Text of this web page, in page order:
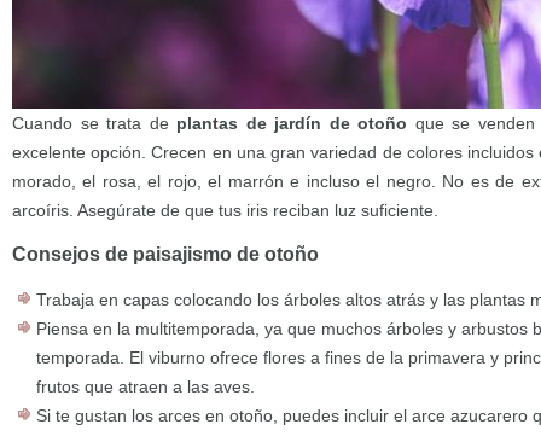
Cuando se trata de plantas de jardín de otoño que se
excelente opción. Crecen en una gran variedad de colores
morado, el rosa, el rojo, el marrón e incluso el negro. No es de
arcoíris. Asegúrate de que tus iris reciban luz suficiente.
Consejos de paisajismo de otoño
Trabaja en capas colocando los árboles altos atrás y las plantas
Piensa en la multitemporada, ya que muchos árboles y arbustos
temporada. El viburno ofrece flores a fines de la primavera y
frutos que atraen a las aves.
Si te gustan los arces en otoño, puedes incluir el arce azucarero